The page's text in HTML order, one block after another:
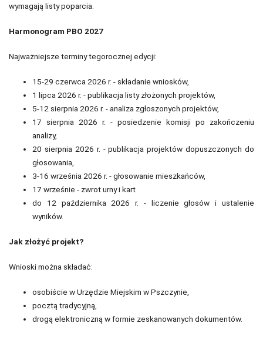
wymagają listy poparcia.
Harmonogram PBO 2027
Najważniejsze terminy tegorocznej edycji:
15-29 czerwca 2026 r. - składanie wniosków,
1 lipca 2026 r. - publikacja listy złożonych projektów,
5-12 sierpnia 2026 r. - analiza zgłoszonych projektów,
17 sierpnia 2026 r. - posiedzenie komisji po zakończeniu
analizy,
20 sierpnia 2026 r. - publikacja projektów dopuszczonych do
głosowania,
3-16 września 2026 r. - głosowanie mieszkańców,
17 wrześnie - zwrot urny i kart
do 12 października 2026 r. - liczenie głosów i ustalenie
wyników.
Jak złożyć projekt?
Wnioski można składać:
osobiście w Urzędzie Miejskim w Pszczynie,
pocztą tradycyjną,
drogą elektroniczną w formie zeskanowanych dokumentów.